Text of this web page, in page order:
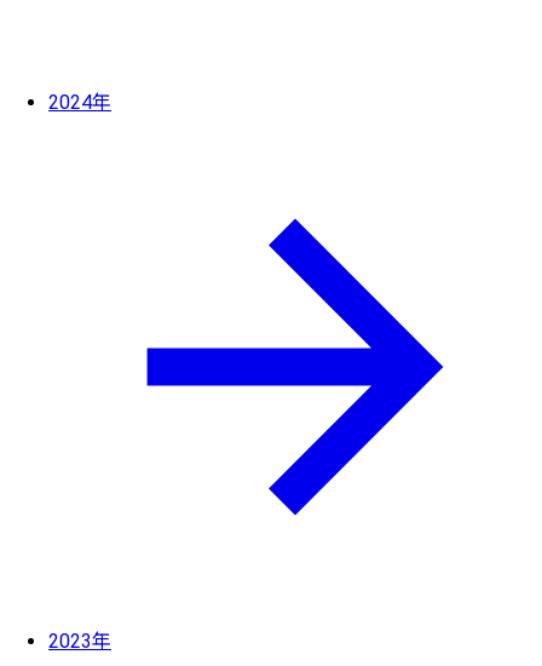
2024年
2023年